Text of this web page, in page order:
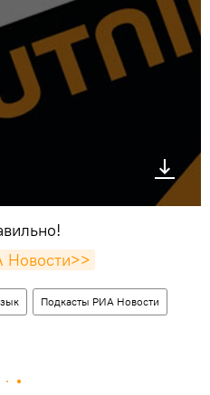
Новости>>
Подкасты РИА Новости